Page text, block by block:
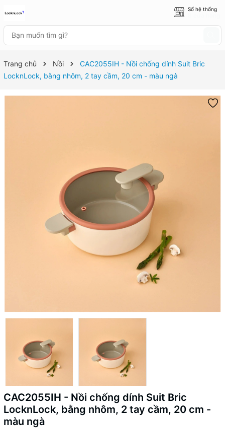
Số hệ thống
Trang chủ Nồi
CAC2055IH - Nồi chống dính Suit Bric
LocknLock, bằng nhôm, 2 tay cầm, 20 cm - màu ngà
CAC2055IH - Nồi chống dính Suit Bric
LocknLock, bằng nhôm, 2 tay cầm, 20 cm -
màu ngà